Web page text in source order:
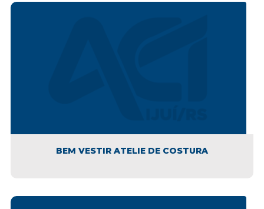
BEM VESTIR ATELIE DE COSTURA